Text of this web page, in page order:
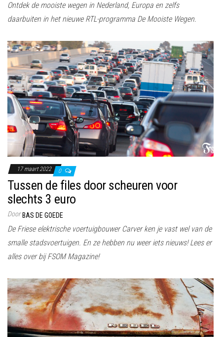
Ontdek de mooiste wegen in Nederland, Europa en zelfs
daarbuiten in het nieuwe RTL-programma De Mooiste Wegen.
17 maart 2022 0
Tussen de files door scheuren voor
slechts 3 euro
Door BAS DE GOEDE
De Friese elektrische voertuigbouwer Carver ken je vast wel van de
smalle stadsvoertuigen. En ze hebben nu weer iets nieuws! Lees er
alles over bij FSOM Magazine!